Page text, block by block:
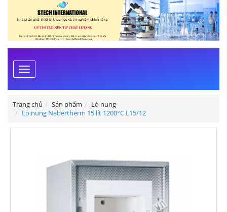
Toggle
navigation
Trang chủ Sản phẩm
Lò nung
Lò nung Nabertherm 15 lít 1200°C L15/12